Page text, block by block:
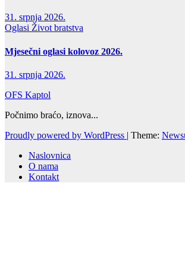
31. srpnja 2026.
Oglasi Život bratstva
Mjesečni oglasi kolovoz 2026.
31. srpnja 2026.
OFS Kaptol
Počnimo braćo, iznova...
Proudly powered by WordPress | Theme:
Naslovnica
O nama
Kontakt